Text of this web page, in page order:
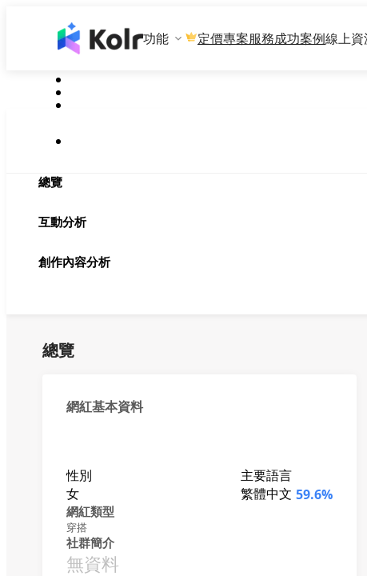
功能 定價專案服務成功案例線上資
總覽
互動分析
創作內容分析
總覽
網紅基本資料
性別
女
主要語言
繁體中文 59.6%
網紅類型
穿搭
社群簡介
無資料